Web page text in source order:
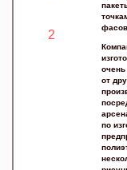
2
очень
от
по